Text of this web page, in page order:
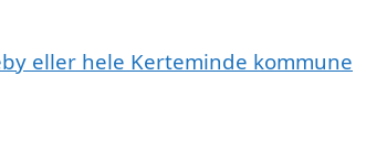
eller hele Kerteminde kommune